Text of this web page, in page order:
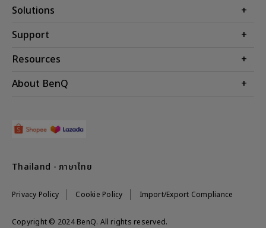
โปรเจคเตอร์
โคมไฟ
Solutions
BenQ AQCOLOR Technology
จอภาพ Eye-Care
สำหรับภาคธุรกิจ
Support
ติดต่อเรา
ศูนย์บริการ
Resources
คำนวณระยะทางฉายโปรเจคเตอร์
About BenQ
ข่าวสาร
Lazada Official Store
Copyright © 2024 BenQ. All rights reserved.
Privacy Policy Cookie Policy Import/Export Compliance
Thailand - ภาษาไทย